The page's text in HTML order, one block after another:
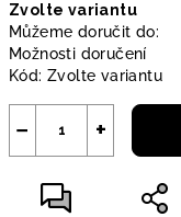
cena:
Zvolte variantu
Můžeme doručit do:
Možnosti doručení
Kód: Zvolte variantu
+
−